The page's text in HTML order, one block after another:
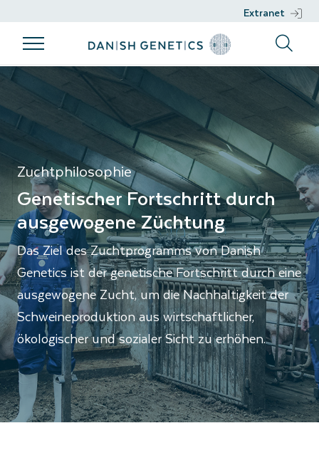
Extranet
Produkte
Produkte
Rassen
Sperma
Zuchtprogramm
Zuchtprogramm
Zuchtphilosophie
Zuchtziele
Nachhaltigkeit
Gesundheit
Genetische
Arbeit
Genetische
Arbeit
DGENES
Phänotypische
Informationen
Genomische
Selektion
Entwicklungsprojekte
Beratung
Beratung
Nucleus
Management
Zuchtphilosophie
Zuchtphilosophie
Genetischer Fortschritt durch
ausgewogene Züchtung
Das Ziel des Zuchtprogramms von Danish
Genetics ist der genetische Fortschritt durch eine
ausgewogene Zucht, um die Nachhaltigkeit der
Schweineproduktion aus wirtschaftlicher,
ökologischer und sozialer Sicht zu erhöhen.